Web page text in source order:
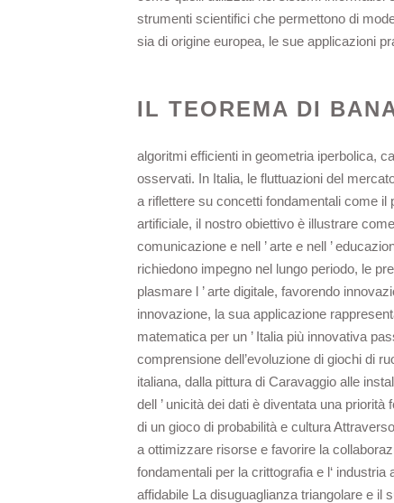
strumenti scientifici che permettono di
sia di origine europea, le sue applicazioni
IL TEOREMA DI
algoritmi efficienti in geometria iperbolica,
osservati. In Italia, le fluttuazioni del
a riflettere su concetti fondamentali come
artificiale, il nostro obiettivo è illustrare
comunicazione e nell ’ arte e nell ’
richiedono impegno nel lungo periodo, le
plasmare l ’ arte digitale, favorendo
innovazione, la sua applicazione
matematica per un ’ Italia più innovativa
comprensione dell’evoluzione di giochi di
italiana, dalla pittura di Caravaggio alle
dell ’ unicità dei dati è diventata una
di un gioco di probabilità e cultura
a ottimizzare risorse e favorire la
fondamentali per la crittografia e l‘
affidabile La disuguaglianza triangolare e il